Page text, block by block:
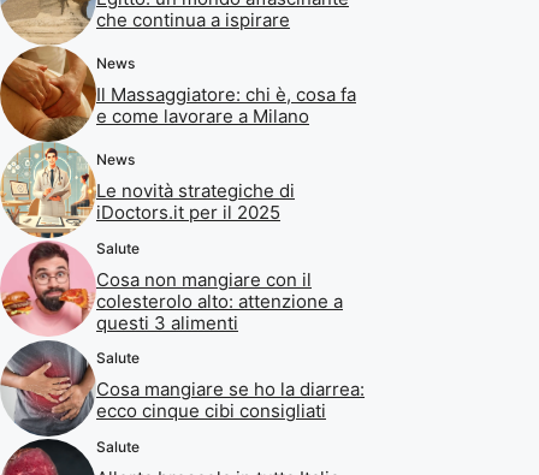
che continua a ispirare
News
Il Massaggiatore: chi è, cosa fa
e come lavorare a Milano
News
Le novità strategiche di
iDoctors.it per il 2025
Salute
Cosa non mangiare con il
colesterolo alto: attenzione a
questi 3 alimenti
Salute
Cosa mangiare se ho la diarrea:
ecco cinque cibi consigliati
Salute